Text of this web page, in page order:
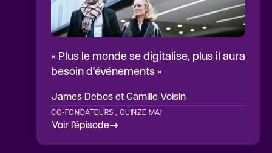
« Plus le monde se digitalise, plus il aura
besoin d'événements »
James Deboset Camille Voisin
CO-FONDATEURS , QUINZE MAI
Voir l’épisode